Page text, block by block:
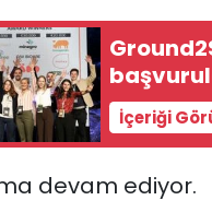
İçeriği
devam ediyor.